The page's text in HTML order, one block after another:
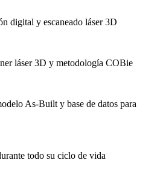
digital y escaneado láser 3D
láser 3D y metodología COBie
As-Built y base de datos para
todo su ciclo de vida